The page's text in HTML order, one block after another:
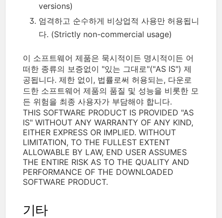
versions)
엄격하고 순수하게 비상업적 사용만 허용됩니
다. (Strictly non-commercial usage)
이 소프트웨어 제품은 묵시적이든 명시적이든 어
떠한 종류의 보증없이 "있는 그대로"("AS IS") 제
공됩니다. 제한 없이, 법률로써 허용되는, 다운로
드한 소프트웨어 제품의 품질 및 성능을 비롯한 모
든 위험을 최종 사용자가 부담해야 합니다.
THIS SOFTWARE PRODUCT IS PROVIDED "AS
IS" WITHOUT ANY WARRANTY OF ANY KIND,
EITHER EXPRESS OR IMPLIED. WITHOUT
LIMITATION, TO THE FULLEST EXTENT
ALLOWABLE BY LAW, END USER ASSUMES
THE ENTIRE RISK AS TO THE QUALITY AND
PERFORMANCE OF THE DOWNLOADED
SOFTWARE PRODUCT.
기타